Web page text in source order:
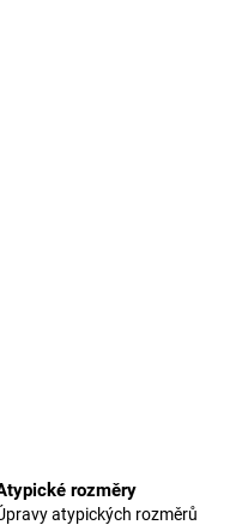
rozměry
atypických rozměrů